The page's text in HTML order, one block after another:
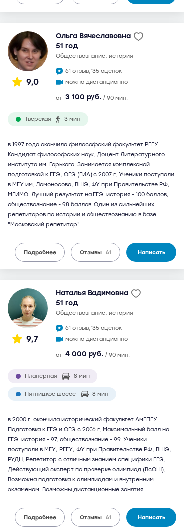
9,0
Ольга Вячеславовна
51 год
обществознание, история
61 отзыв,135 оценок
можно дистанционно
от 3 100 руб. / 90 мин.
Тверская 3 мин
в 1997 года окончила философский факультет РГГУ.
Кандидат философских наук. Доцент Литературного
института им. Горького. Занимается комплексной
подготовкой к ЕГЭ, ОГЭ (ГИА) с 2007 г. Ученики поступали
в МГУ им. Ломоносова, ВШЭ, ФУ при Правительстве РФ,
МГИМО. Лучший результат на ЕГЭ: история - 100 баллов,
обществознание - 98 баллов. Один из сильнейших
репетиторов по истории и обществознанию в базе
"Московский репетитор"
Подробнее Отзывы 61 Написать
9,7
Наталья Вадимовна
51 год
обществознание, история
61 отзыв,135 оценок
можно дистанционно
от 4 000 руб. / 90 мин.
Планерная 8 мин
Пятницкое шоссе 8 мин
в 2000 г. окончила исторический факультет АмГПГУ.
Подготовка к ЕГЭ и ОГЭ с 2006 г. Максимальный балл на
ЕГЭ: история - 97, обществознание - 99. Ученики
поступали в МГУ, РГГУ, ФУ при Правительстве РФ, ВШЭ,
РУДН. Репетитор с отличным знанием специфики ЕГЭ.
Действующий эксперт по проверке олимпиад (ВсОШ).
Возможна подготовка к олимпиадам и внутренним
экзаменам. Возможны дистанционные занятия
Подробнее Отзывы 61 Написать